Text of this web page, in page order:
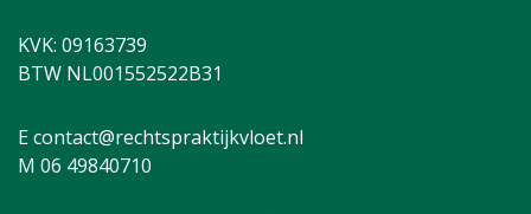
KVK: 09163739
BTW NL001552522B31
E contact@rechtspraktijkvloet.nl
M 06 49840710